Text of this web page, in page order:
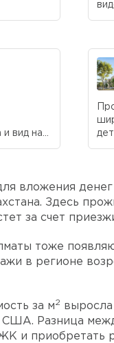
вид на...
вложения
Здесь
за счет
тоже
в регионе
за м2
Разница
и приобретать